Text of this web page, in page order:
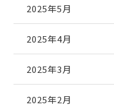
2025年5月
2025年4月
2025年3月
2025年2月